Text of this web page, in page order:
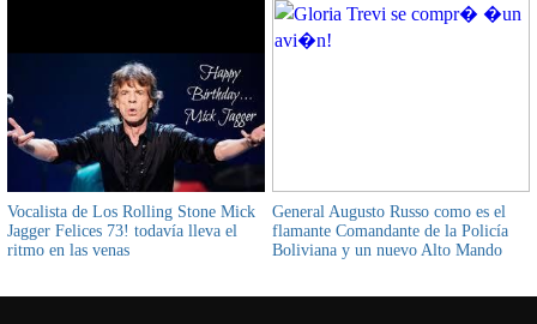
Vocalista de Los Rolling Stone Mick
Jagger Felices 73! todavía lleva el
ritmo en las venas
General Augusto Russo como es el
flamante Comandante de la Policía
Boliviana y un nuevo Alto Mando